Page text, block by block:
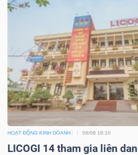
HOẠT ĐỘNG KINH DOANH 06/08 18:10
LICOGI 14 tham gia liên